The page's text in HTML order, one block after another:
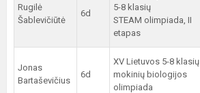
Rugilė
Šablevičiūtė
6d
5-8 klasių
STEAM olimpiada, II
etapas
Jonas
Bartaševičius
6d
XV Lietuvos 5-8 klasių
mokinių biologijos
olimpiada